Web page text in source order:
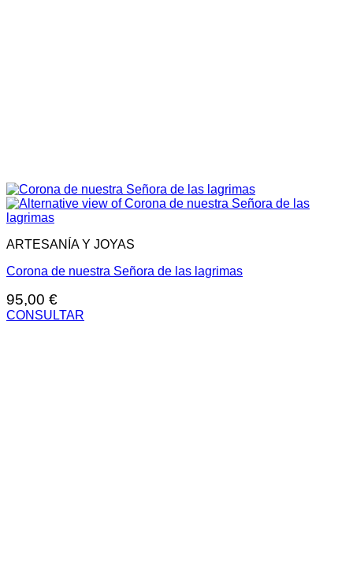
ARTESANÍA Y JOYAS
Corona de nuestra Señora de las lagrimas
95,00 €
CONSULTAR